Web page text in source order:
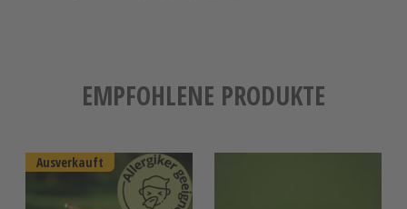
EMPFOHLENE PRODUKTE
Ausverkauft